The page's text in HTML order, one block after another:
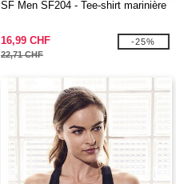
SF Men SF204 - Tee-shirt marinière
16,99 CHF
22,71 CHF
-25%